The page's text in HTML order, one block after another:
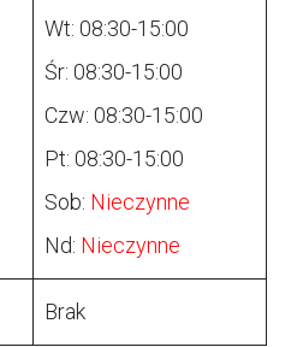
Wt: 08:30-15:00
Śr: 08:30-15:00
Czw: 08:30-15:00
Pt: 08:30-15:00
Sob: Nieczynne
Nd: Nieczynne
Brak